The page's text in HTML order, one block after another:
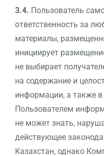
3.4. Пользователь
ответственность за
материалы,
инициирует
не выбирает
на содержание и
информации, а также
Пользователем
не может знать,
действующее
Казахстан, однако